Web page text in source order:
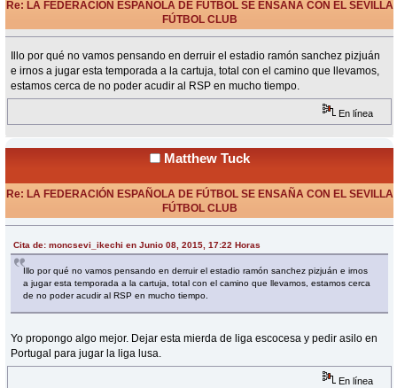
Re: LA FEDERACIÓN ESPAÑOLA DE FÚTBOL SE ENSAÑA CON EL SEVILLA
FÚTBOL CLUB
Illo por qué no vamos pensando en derruir el estadio ramón sanchez pizjuán
e irnos a jugar esta temporada a la cartuja, total con el camino que llevamos,
estamos cerca de no poder acudir al RSP en mucho tiempo.
En línea
Matthew Tuck
Re: LA FEDERACIÓN ESPAÑOLA DE FÚTBOL SE ENSAÑA CON EL SEVILLA
FÚTBOL CLUB
Cita de: moncsevi_ikechi en Junio 08, 2015, 17:22 Horas
Illo por qué no vamos pensando en derruir el estadio ramón sanchez pizjuán e irnos
a jugar esta temporada a la cartuja, total con el camino que llevamos, estamos cerca
de no poder acudir al RSP en mucho tiempo.
Yo propongo algo mejor. Dejar esta mierda de liga escocesa y pedir asilo en
Portugal para jugar la liga lusa.
En línea